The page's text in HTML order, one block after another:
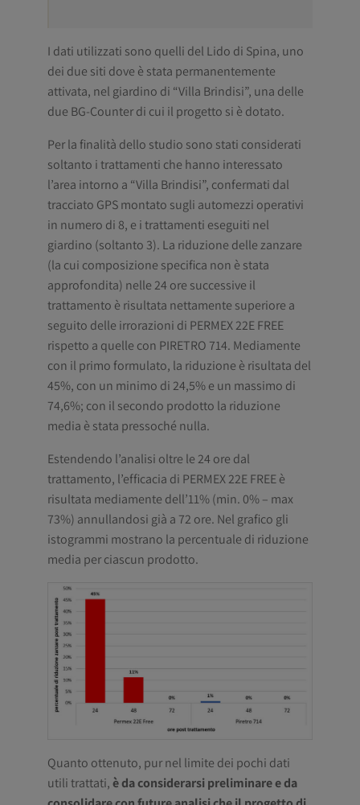
I dati utilizzati sono quelli del Lido di Spina, uno
dei due siti dove è stata permanentemente
attivata, nel giardino di “Villa Brindisi”, una delle
due BG-Counter di cui il progetto si è dotato.
Per la finalità dello studio sono stati considerati
soltanto i trattamenti che hanno interessato
l’area intorno a “Villa Brindisi”, confermati dal
tracciato GPS montato sugli automezzi operativi
in numero di 8, e i trattamenti eseguiti nel
giardino (soltanto 3). La riduzione delle zanzare
(la cui composizione specifica non è stata
approfondita) nelle 24 ore successive il
trattamento è risultata nettamente superiore a
seguito delle irrorazioni di PERMEX 22E FREE
rispetto a quelle con PIRETRO 714. Mediamente
con il primo formulato, la riduzione è risultata del
45%, con un minimo di 24,5% e un massimo di
74,6%; con il secondo prodotto la riduzione
media è stata pressoché nulla.
Estendendo l’analisi oltre le 24 ore dal
trattamento, l’efficacia di PERMEX 22E FREE è
risultata mediamente dell’11% (min. 0% – max
73%) annullandosi già a 72 ore. Nel grafico gli
istogrammi mostrano la percentuale di riduzione
media per ciascun prodotto.
Quanto ottenuto, pur nel limite dei pochi dati
utili trattati,è da considerarsi preliminare e da